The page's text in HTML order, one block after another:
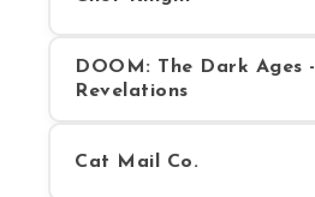
DOOM: The Dark Ages -
Revelations
Cat Mail Co.